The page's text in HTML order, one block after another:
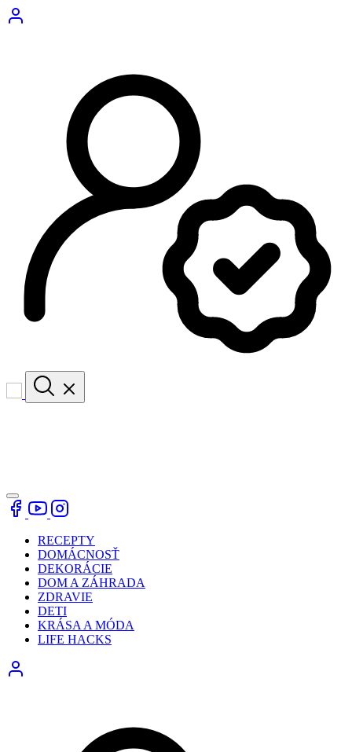
RECEPTY
DOMÁCNOSŤ
DEKORÁCIE
DOM A ZÁHRADA
ZDRAVIE
DETI
KRÁSA A MÓDA
LIFE HACKS